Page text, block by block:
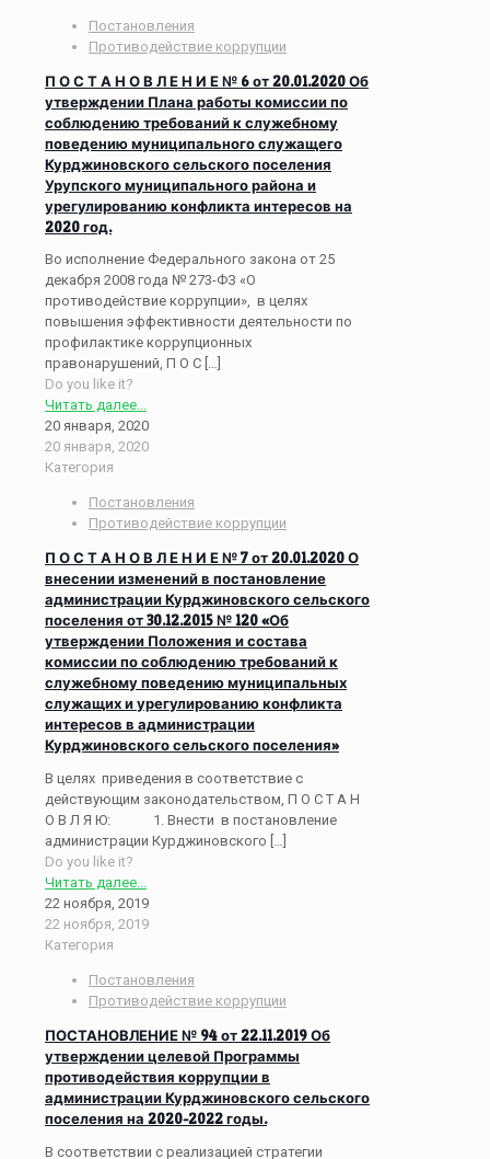
Постановления
Противодействие коррупции
П О С Т А Н О В Л Е Н И Е № 6 от 20.01.2020 Об
утверждении Плана работы комиссии по
соблюдению требований к служебному
поведению муниципального служащего
Курджиновского сельского поселения
Урупского муниципального района и
урегулированию конфликта интересов на
2020 год.
Во исполнение Федерального закона от 25
декабря 2008 года № 273-ФЗ «О
противодействие коррупции», в целях
повышения эффективности деятельности по
профилактике коррупционных
правонарушений, П О С […]
Do you like it?
Читать далее...
20 января, 2020
20 января, 2020
Категория
Постановления
Противодействие коррупции
П О С Т А Н О В Л Е Н И Е № 7 от 20.01.2020 О
внесении изменений в постановление
администрации Курджиновского сельского
поселения от 30.12.2015 № 120 «Об
утверждении Положения и состава
комиссии по соблюдению требований к
служебному поведению муниципальных
служащих и урегулированию конфликта
интересов в администрации
Курджиновского сельского поселения»
В целях приведения в соответствие с
действующим законодательством, П О С Т А Н
О В Л Я Ю: 1. Внести в постановление
администрации Курджиновского […]
Do you like it?
Читать далее...
22 ноября, 2019
22 ноября, 2019
Категория
Постановления
Противодействие коррупции
ПОСТАНОВЛЕНИЕ № 94 от 22.11.2019 Об
утверждении целевой Программы
противодействия коррупции в
администрации Курджиновского сельского
поселения на 2020-2022 годы.
В соответствии с реализацией стратегии